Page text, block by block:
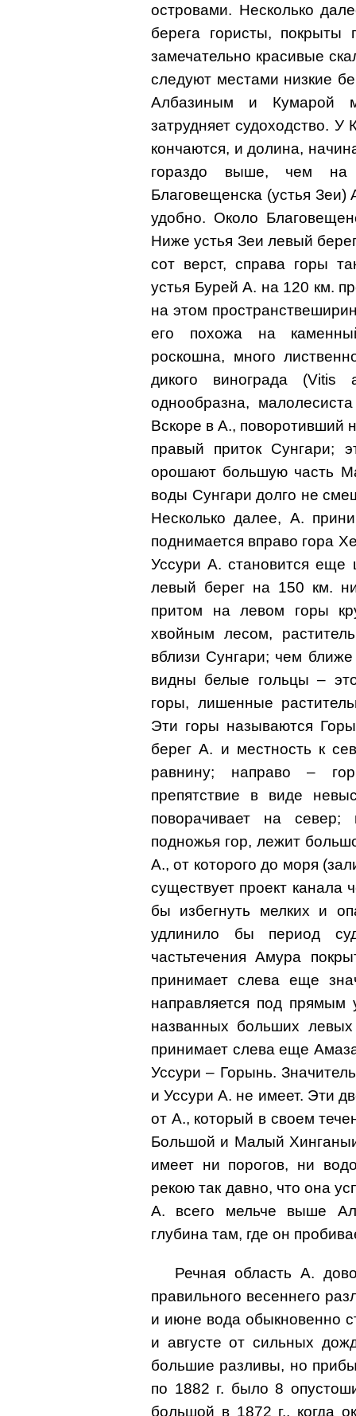
островами. Несколько
берега гористы,
замечательно красивые
следуют местами низкие
Албазиным и Кумарой
затрудняет судоходство. У
кончаются, и долина,
гораздо выше, чем
Благовещенска (устья Зеи)
удобно. Около
Ниже устья Зеи левый
сот верст, справа горы
устья Бурей А. на 120 км.
на этом
его похожа на
роскошна, много
дикого винограда (Vitis
однообразна,
Вскоре в А., поворотивший
правый приток Сунгари;
орошают большую часть
воды Сунгари долго не
Несколько далее, А.
поднимается вправо гора
Уссури А. становится еще
левый берег на 150 км.
притом на левом горы
хвойным лесом,
вблизи Сунгари; чем
видны белые гольцы –
горы, лишенные
Эти горы называются
берег А. и местность к
равнину; направо –
препятствие в виде
поворачивает на
подножья гор, лежит
А., от которого до моря
существует проект канала
бы избегнуть мелких и
удлинило бы период
частьтечения Амура
принимает слева еще
направляется под
названных больших
принимает слева еще
Уссури – Горынь.
и Уссури А. не имеет. Эти
от А., который в своем
Большой и Малый
имеет ни порогов, ни
рекою так давно, что она
А. всего мельче выше
глубина там, где он
Речная область А.
правильного весеннего
и июне вода обыкновенно
и августе от сильных
большие разливы, но
по 1882 г. было 8
большой в 1872 г., когда